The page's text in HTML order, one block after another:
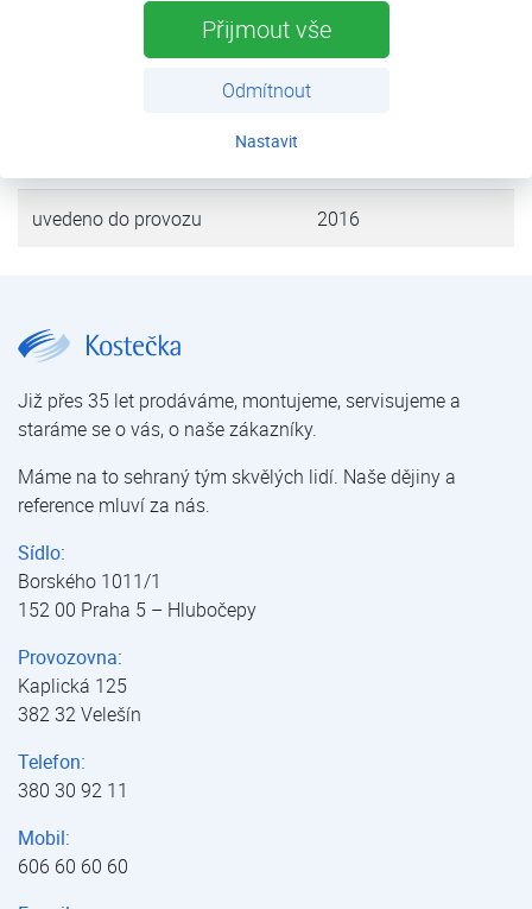
Přijmout vše
Odmítnout
Nastavit
FUJI Kaiteki 12
uvedeno do provozu 2016
Již přes 35 let prodáváme, montujeme, servisujeme a
staráme se o vás, o naše zákazníky.
Máme na to sehraný tým skvělých lidí. Naše dějiny a
reference mluví za nás.
Sídlo:
Borského 1011/1
152 00 Praha 5 – Hlubočepy
Provozovna:
Kaplická 125
382 32 Velešín
Telefon:
380 30 92 11
Mobil:
606 60 60 60